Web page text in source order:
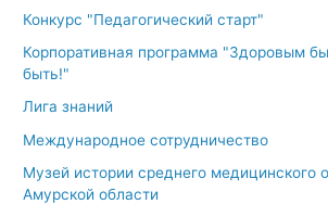
Конкурс "Педагогический старт"
Корпоративная программа "Здоровым
быть!"
Лига знаний
Международное сотрудничество
Музей истории среднего медицинского
Амурской области